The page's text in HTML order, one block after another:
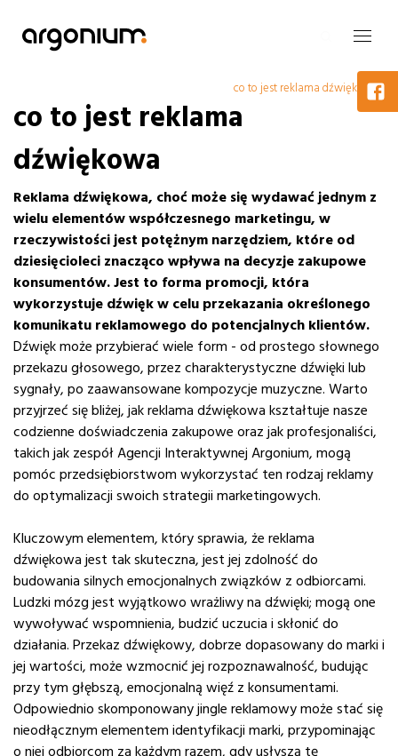
co to jest reklama dźwiękowa
co to jest reklama
dźwiękowa
Reklama dźwiękowa, choć może się wydawać jednym z
wielu elementów współczesnego marketingu, w
rzeczywistości jest potężnym narzędziem, które od
dziesięcioleci znacząco wpływa na decyzje zakupowe
konsumentów.Jest to forma promocji, która
wykorzystuje dźwięk w celu przekazania określonego
komunikatu reklamowego do potencjalnych klientów.
Dźwięk może przybierać wiele form - od prostego słownego
przekazu głosowego, przez charakterystyczne dźwięki lub
sygnały, po zaawansowane kompozycje muzyczne. Warto
przyjrzeć się bliżej, jak reklama dźwiękowa kształtuje nasze
codzienne doświadczenia zakupowe oraz jak profesjonaliści,
takich jak zespół Agencji Interaktywnej Argonium, mogą
pomóc przedsiębiorstwom wykorzystać ten rodzaj reklamy
do optymalizacji swoich strategii marketingowych.
Kluczowym elementem, który sprawia, że reklama
dźwiękowa jest tak skuteczna, jest jej zdolność do
budowania silnych emocjonalnych związków z odbiorcami.
Ludzki mózg jest wyjątkowo wrażliwy na dźwięki; mogą one
wywoływać wspomnienia, budzić uczucia i skłonić do
działania. Przekaz dźwiękowy, dobrze dopasowany do marki i
jej wartości, może wzmocnić jej rozpoznawalność, budując
przy tym głębszą, emocjonalną więź z konsumentami.
Odpowiednio skomponowany jingle reklamowy może stać się
nieodłącznym elementem identyfikacji marki, przypominając
o niej odbiorcom za każdym razem, gdy usłyszą tę